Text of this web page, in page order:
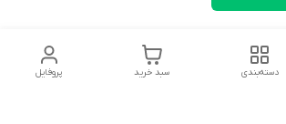
پروفایل سبد خرید دسته‌بندی